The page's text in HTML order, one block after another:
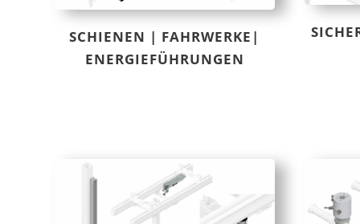
SCHIENEN | FAHRWERKE|
ENERGIEFÜHRUNGEN